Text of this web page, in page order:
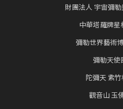
財團法人 宇宙彌
中華塔羅牌星
彌勒世界藝術
彌勒天使
陀彌天 紫
觀音山 玉